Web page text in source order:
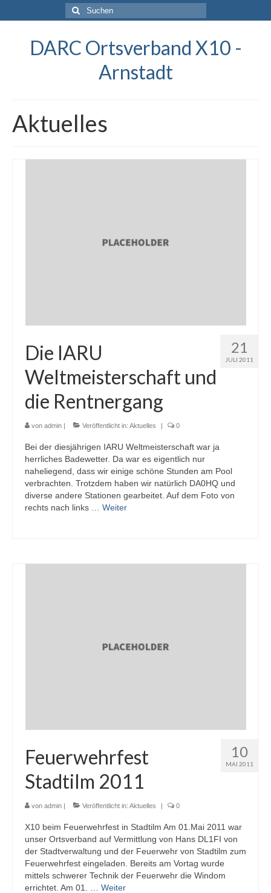
Suchen
nach:
DARC Ortsverband X10 -
Arnstadt
Aktuelles
21
JULI 2011
Die IARU
Weltmeisterschaft und
die Rentnergang
von admin | Veröffentlicht in: Aktuelles | 0
Bei der diesjährigen IARU Weltmeisterschaft war ja
herrliches Badewetter. Da war es eigentlich nur
naheliegend, dass wir einige schöne Stunden am Pool
verbrachten. Trotzdem haben wir natürlich DA0HQ und
diverse andere Stationen gearbeitet. Auf dem Foto von
rechts nach links … Weiter
10
MAI 2011
Feuerwehrfest
Stadtilm 2011
von admin | Veröffentlicht in: Aktuelles | 0
X10 beim Feuerwehrfest in Stadtilm Am 01.Mai 2011 war
unser Ortsverband auf Vermittlung von Hans DL1FI von
der Stadtverwaltung und der Feuerwehr von Stadtilm zum
Feuerwehrfest eingeladen. Bereits am Vortag wurde
mittels schwerer Technik der Feuerwehr die Windom
errichtet. Am 01. … Weiter